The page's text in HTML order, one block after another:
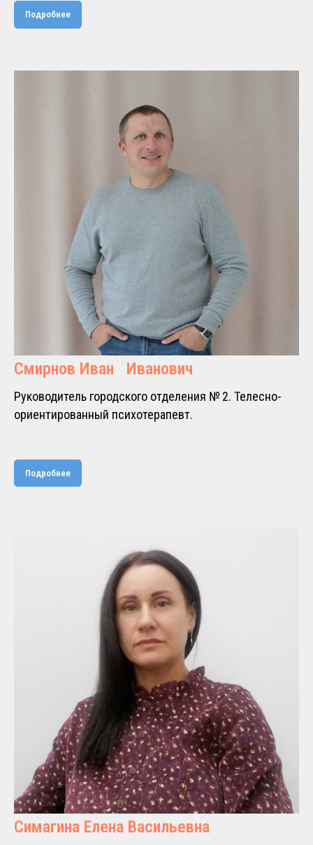
Подробнее
Смирнов Иван Иванович
Руководитель городского отделения № 2. Телесно-
ориентированный психотерапевт.
Подробнее
Симагина Елена Васильевна